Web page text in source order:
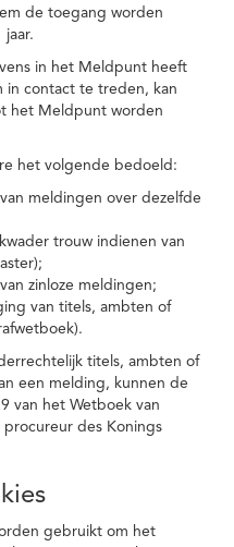
de toegang worden
in het Meldpunt heeft
in contact te treden, kan
het Meldpunt worden
het volgende bedoeld:
meldingen over dezelfde
trouw indienen van
zinloze meldingen;
van titels, ambten of
titels, ambten of
een melding, kunnen de
van het Wetboek van
des Konings
gebruikt om het